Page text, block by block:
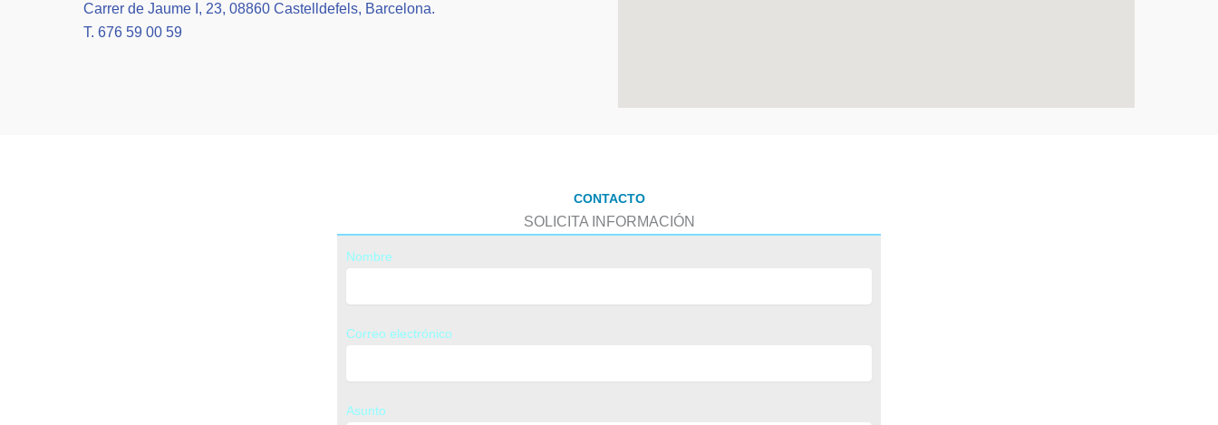
Carrer de Jaume I, 23, 08860 Castelldefels, Barcelona.
T. 676 59 00 59
CONTACTO
SOLICITA INFORMACIÓN
Nombre
Correo electrónico
Asunto